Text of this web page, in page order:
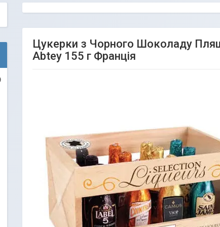
Цукерки з Чорного Шоколаду
Abtey 155 г Франція